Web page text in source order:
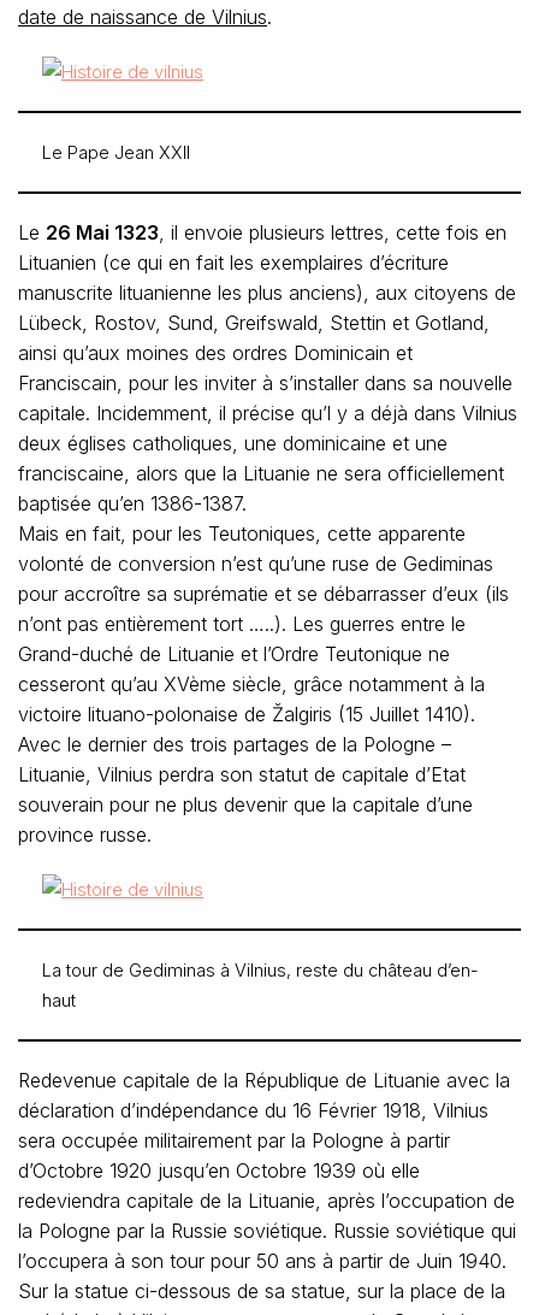
date de naissance de Vilnius.
Le Pape Jean XXII
Le 26 Mai 1323 , il envoie plusieurs lettres, cette fois en
Lituanien (ce qui en fait les exemplaires d’écriture
manuscrite lituanienne les plus anciens), aux citoyens de
Lübeck, Rostov, Sund, Greifswald, Stettin et Gotland,
ainsi qu’aux moines des ordres Dominicain et
Franciscain, pour les inviter à s’installer dans sa nouvelle
capitale. Incidemment, il précise qu’l y a déjà dans Vilnius
deux églises catholiques, une dominicaine et une
franciscaine, alors que la Lituanie ne sera officiellement
baptisée qu’en 1386-1387.
Mais en fait, pour les Teutoniques, cette apparente
volonté de conversion n’est qu’une ruse de Gediminas
pour accroître sa suprématie et se débarrasser d’eux (ils
n’ont pas entièrement tort …..). Les guerres entre le
Grand-duché de Lituanie et l’Ordre Teutonique ne
cesseront qu’au XVème siècle, grâce notamment à la
victoire lituano-polonaise de Žalgiris (15 Juillet 1410).
Avec le dernier des trois partages de la Pologne –
Lituanie, Vilnius perdra son statut de capitale d’Etat
souverain pour ne plus devenir que la capitale d’une
province russe.
La tour de Gediminas à Vilnius, reste du château d’en-
haut
Redevenue capitale de la République de Lituanie avec la
déclaration d’indépendance du 16 Février 1918, Vilnius
sera occupée militairement par la Pologne à partir
d’Octobre 1920 jusqu’en Octobre 1939 où elle
redeviendra capitale de la Lituanie, après l’occupation de
la Pologne par la Russie soviétique. Russie soviétique qui
l’occupera à son tour pour 50 ans à partir de Juin 1940.
Sur la statue ci-dessous de sa statue, sur la place de la